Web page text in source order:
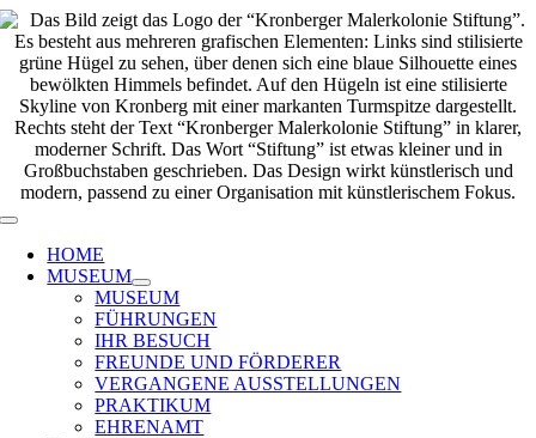
Zum
Inhalt
springen
Toggle
Navigation
HOME
MUSEUM
MUSEUM
FÜHRUNGEN
IHR BESUCH
FREUNDE UND FÖRDERER
VERGANGENE AUSSTELLUNGEN
PRAKTIKUM
EHRENAMT